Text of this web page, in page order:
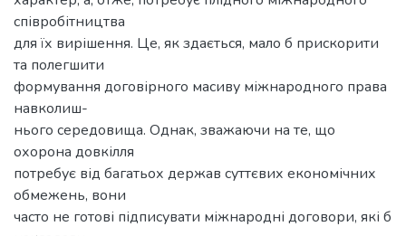
співробітництва
для їх вирішення. Це, як здається, мало б прискорити
та полегшити
формування договірного масиву міжнародного права
навколиш-
нього середовища. Однак, зважаючи на те, що
охорона довкілля
потребує від багатьох держав суттєвих економічних
обмежень, вони
часто не готові підписувати міжнародні договори, які б